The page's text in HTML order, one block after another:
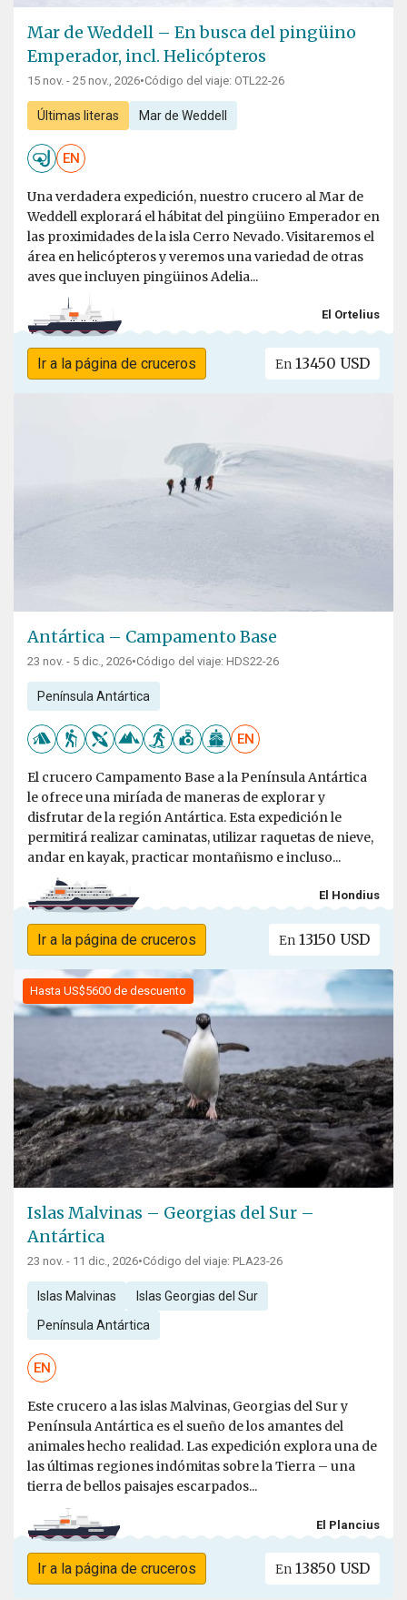
Mar de Weddell – En busca del pingüino
Emperador, incl. Helicópteros
15 nov. - 25 nov., 2026•Código del viaje: OTL22-26
Últimas literas Mar de Weddell
EN
Una verdadera expedición, nuestro crucero al Mar de
Weddell explorará el hábitat del pingüino Emperador en
las proximidades de la isla Cerro Nevado. Visitaremos el
área en helicópteros y veremos una variedad de otras
aves que incluyen pingüinos Adelia...
El Ortelius
Ir a la página de cruceros En 13450 USD
Antártica – Campamento Base
23 nov. - 5 dic., 2026•Código del viaje: HDS22-26
Península Antártica
EN
El crucero Campamento Base a la Península Antártica
le ofrece una miríada de maneras de explorar y
disfrutar de la región Antártica. Esta expedición le
permitirá realizar caminatas, utilizar raquetas de nieve,
andar en kayak, practicar montañismo e incluso...
El Hondius
Ir a la página de cruceros En 13150 USD
Hasta US$5600 de descuento
Islas Malvinas – Georgias del Sur –
Antártica
23 nov. - 11 dic., 2026•Código del viaje: PLA23-26
Islas Malvinas Islas Georgias del Sur
Península Antártica
EN
Este crucero a las islas Malvinas, Georgias del Sur y
Península Antártica es el sueño de los amantes del
animales hecho realidad. Las expedición explora una de
las últimas regiones indómitas sobre la Tierra – una
tierra de bellos paisajes escarpados...
El Plancius
Ir a la página de cruceros En 13850 USD